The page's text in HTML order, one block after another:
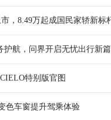
，8.49万起成国民家轿新标
护航，问界开启无忧出行新篇
特别版官图
色车窗提升驾乘体验